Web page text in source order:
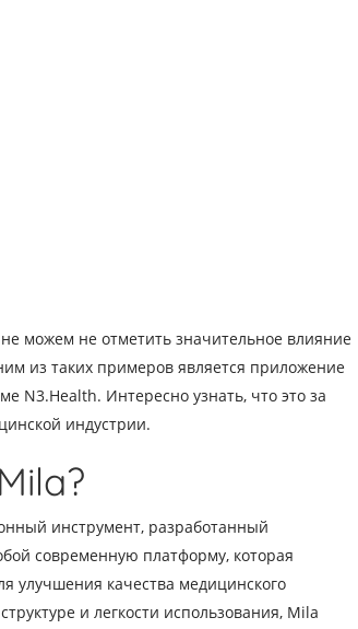
можем не отметить значительное влияние
из таких примеров является приложение
N3.Health. Интересно узнать, что это за
индустрии.
инструмент, разработанный
современную платформу, которая
улучшения качества медицинского
и легкости использования, Mila